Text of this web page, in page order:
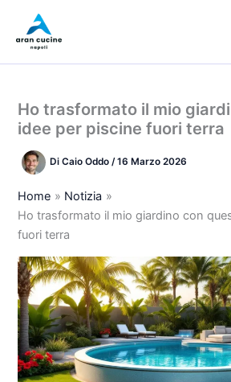
contenuto
Ho trasformato il mio
idee per piscine fuori terra
DiCaio Oddo/16 Marzo 2026
Home
Notizia
Ho trasformato il mio giardino con
fuori terra